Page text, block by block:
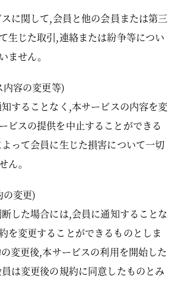
に関して,会員と他の会員または第三
生じた取引,連絡または紛争等につい
ません。
容の変更等)
することなく,本サービスの内容を変
ビスの提供を中止することができる
って会員に生じた損害について一切
ん。
変更)
した場合には,会員に通知することな
を変更することができるものとしま
変更後,本サービスの利用を開始した
は変更後の規約に同意したものとみ